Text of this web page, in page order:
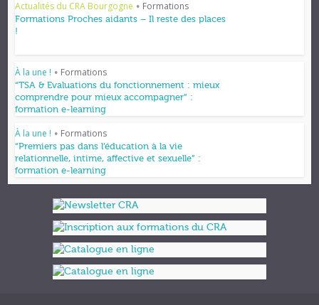
Actualités du CRA Bourgogne • Formations
Formations Proches aidants – Il reste des places
!
À la une ! • Formations
“TSA & Evaluations du fonctionnement : mieux
comprendre pour mieux accompagner” :
formation e-learning
À la une ! • Formations
“Premiers pas dans l’éducation à la vie
relationnelle, intime, affective et sexuelle” :
formation e-learning